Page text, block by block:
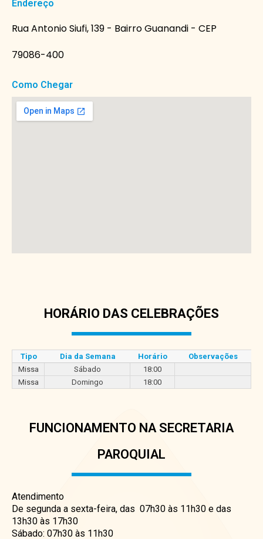
Endereço
Rua Antonio Siufi, 139 - Bairro Guanandi - CEP
79086-400
Como Chegar
HORÁRIO DAS CELEBRAÇÕES
Tipo Dia da Semana Horário
Observações
Missa
Sábado
18:00
Missa
Domingo 18:00
FUNCIONAMENTO NA SECRETARIA
PAROQUIAL
Atendimento
De segunda a sexta-feira, das 07h30 às 11h30 e das
13h30 às 17h30
Sábado: 07h30 às 11h30